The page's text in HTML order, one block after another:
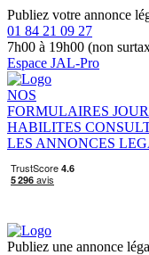
Publiez votre annonce
01 84 21 09 27
7h00 à 19h00 (non
Espace JAL-Pro
NOS
FORMULAIRES
HABILITES
LES ANNONCES
Publiez une annonce